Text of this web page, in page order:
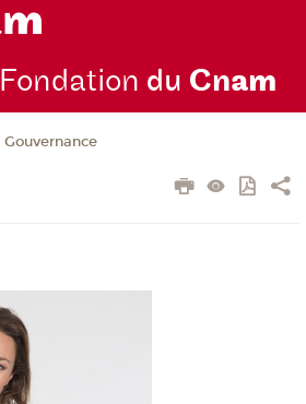
Fondation du Cnam
Gouvernance